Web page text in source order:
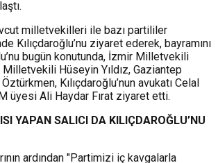
milletvekilleri ile bazı partililer
Kılıçdaroğlu’nu ziyaret ederek, bayramını
bugün konutunda, İzmir Milletvekili
Milletvekili Hüseyin Yıldız, Gaziantep
Kılıçdaroğlu’nun avukatı Celal
üyesi Ali Haydar Fırat ziyaret etti.
YAPAN SALICI DA KILIÇDAROĞLU’NU
ardından "Partimizi iç kavgalarla